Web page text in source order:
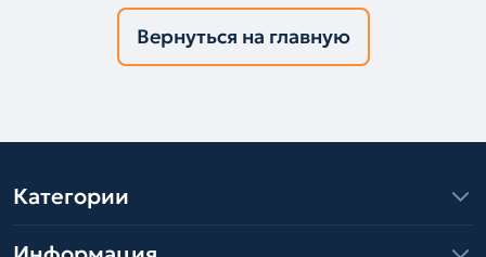
Вернуться на главную
Категории